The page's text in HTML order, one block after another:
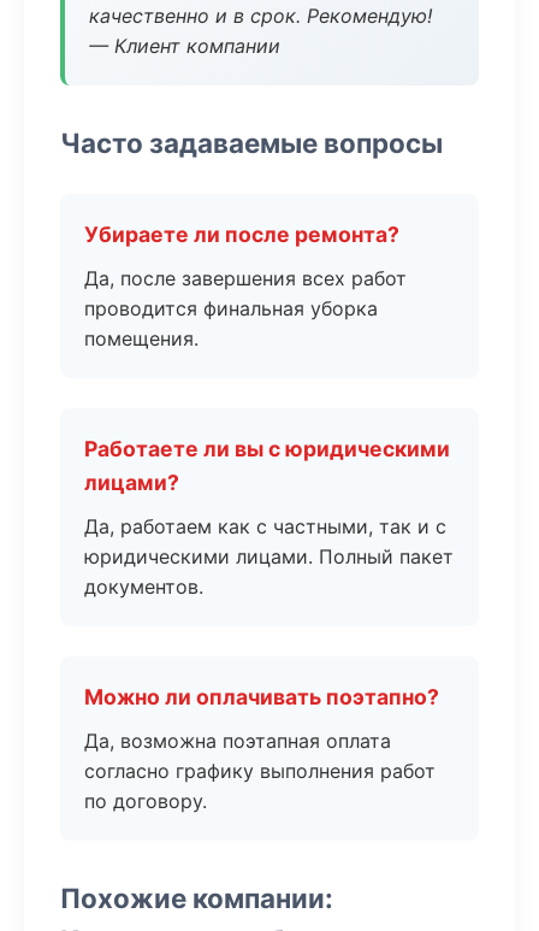
качественно и в срок. Рекомендую!
— Клиент компании
Часто задаваемые вопросы
Убираете ли после ремонта?
Да, после завершения всех работ
проводится финальная уборка
помещения.
Работаете ли вы с юридическими
лицами?
Да, работаем как с частными, так и с
юридическими лицами. Полный пакет
документов.
Можно ли оплачивать поэтапно?
Да, возможна поэтапная оплата
согласно графику выполнения работ
по договору.
Похожие компании: